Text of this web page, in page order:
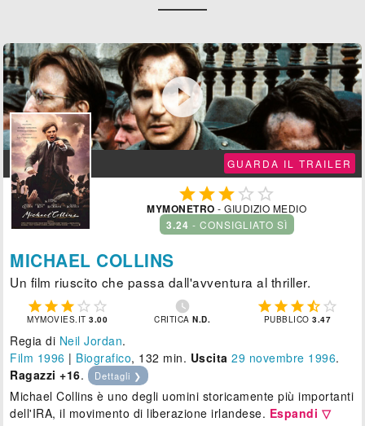

GUARDA IL TRAILER
  
MYMONETRO - GIUDIZIO MEDIO
3.24 - CONSIGLIATO SÌ
MICHAEL COLLINS
Un film riuscito che passa dall'avventura al thriller.
    
MYMOVIES.IT3.00

CRITICAN.D.
    
PUBBLICO3.47
Regia di Neil Jordan.
Film 1996 | Biografico, 132 min. Uscita 29 novembre 1996.
Ragazzi +16. Dettagli ❯
Michael Collins è uno degli uomini storicamente più importanti
dell'IRA, il movimento di liberazione irlandese. Espandi ▽